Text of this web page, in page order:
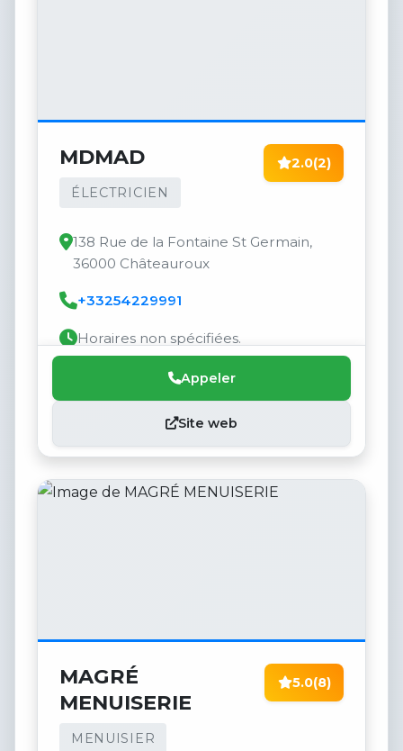
MDMAD
ÉLECTRICIEN
2.0(2)
138 Rue de la Fontaine St Germain,
36000 Châteauroux
+33254229991
Horaires non spécifiées.
Appeler
Site web
MAGRÉ
MENUISERIE
MENUISIER
5.0(8)